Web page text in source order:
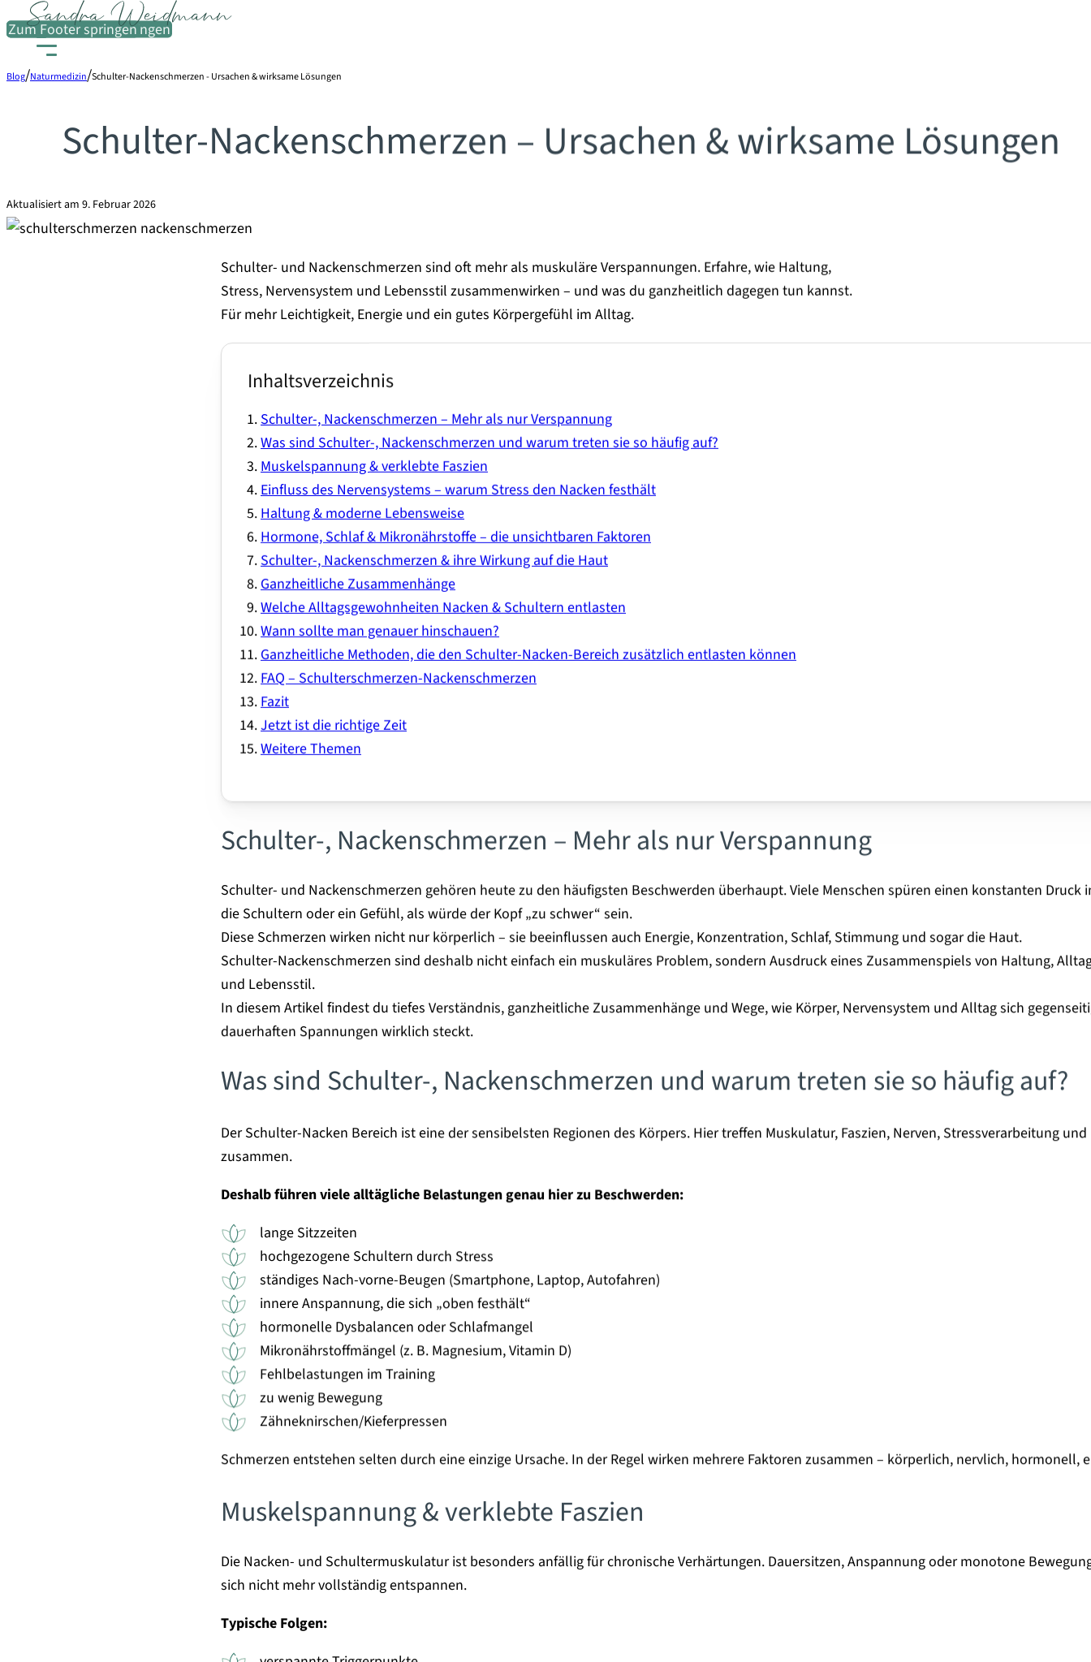
Zum Hauptinhalt springen
Zum Footer springen
Blog/Naturmedizin/Schulter-Nackenschmerzen - Ursachen & wirksame Lösungen
Schulter-Nackenschmerzen – Ursachen & wirksame Lösungen
Aktualisiert am 9. Februar 2026
Schulter- und Nackenschmerzen sind oft mehr als muskuläre Verspannungen. Erfahre, wie Haltung,
Stress, Nervensystem und Lebensstil zusammenwirken – und was du ganzheitlich dagegen tun kannst.
Für mehr Leichtigkeit, Energie und ein gutes Körpergefühl im Alltag.
Inhaltsverzeichnis
Schulter-, Nackenschmerzen – Mehr als nur Verspannung
Was sind Schulter-, Nackenschmerzen und warum treten sie so häufig auf?
Muskelspannung & verklebte Faszien
Einfluss des Nervensystems – warum Stress den Nacken festhält
Haltung & moderne Lebensweise
Hormone, Schlaf & Mikronährstoffe – die unsichtbaren Faktoren
Schulter-, Nackenschmerzen & ihre Wirkung auf die Haut
Ganzheitliche Zusammenhänge
Welche Alltagsgewohnheiten Nacken & Schultern entlasten
Wann sollte man genauer hinschauen?
Ganzheitliche Methoden, die den Schulter-Nacken-Bereich zusätzlich entlasten können
FAQ – Schulterschmerzen-Nackenschmerzen
Fazit
Jetzt ist die richtige Zeit
Weitere Themen
Schulter-, Nackenschmerzen – Mehr als nur Verspannung
Schulter- und Nackenschmerzen gehören heute zu den häufigsten Beschwerden überhaupt. Viele Menschen spüren einen konstanten Druck
die Schultern oder ein Gefühl, als würde der Kopf „zu schwer“ sein.
Diese Schmerzen wirken nicht nur körperlich – sie beeinflussen auch Energie, Konzentration, Schlaf, Stimmung und sogar die Haut.
Schulter-Nackenschmerzen sind deshalb nicht einfach ein muskuläres Problem, sondern Ausdruck eines Zusammenspiels von Haltung,
und Lebensstil.
In diesem Artikel findest du tiefes Verständnis, ganzheitliche Zusammenhänge und Wege, wie Körper, Nervensystem und Alltag sich
dauerhaften Spannungen wirklich steckt.
Was sind Schulter-, Nackenschmerzen und warum treten sie so häufig auf?
Der Schulter-Nacken Bereich ist eine der sensibelsten Regionen des Körpers. Hier treffen Muskulatur, Faszien, Nerven, Stressverarbeitung
zusammen.
Deshalb führen viele alltägliche Belastungen genau hier zu Beschwerden:
lange Sitzzeiten
hochgezogene Schultern durch Stress
ständiges Nach-vorne-Beugen (Smartphone, Laptop, Autofahren)
innere Anspannung, die sich „oben festhält“
hormonelle Dysbalancen oder Schlafmangel
Mikronährstoffmängel (z. B. Magnesium, Vitamin D)
Fehlbelastungen im Training
zu wenig Bewegung
Zähneknirschen/Kieferpressen
Schmerzen entstehen selten durch eine einzige Ursache. In der Regel wirken mehrere Faktoren zusammen – körperlich, nervlich, hormonell,
Muskelspannung & verklebte Faszien
Die Nacken- und Schultermuskulatur ist besonders anfällig für chronische Verhärtungen. Dauersitzen, Anspannung oder monotone
sich nicht mehr vollständig entspannen.
Typische Folgen: